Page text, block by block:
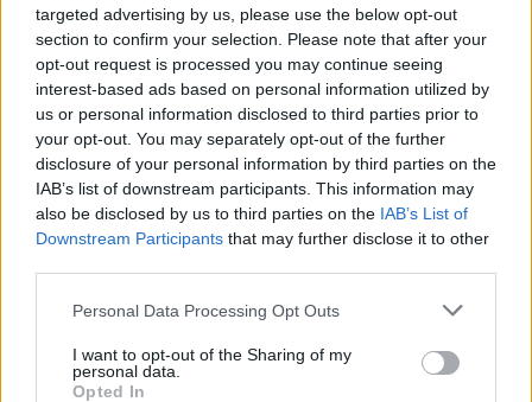
targeted advertising by us, please use the below opt-out
section to confirm your selection. Please note that after your
opt-out request is processed you may continue seeing
interest-based ads based on personal information utilized by
us or personal information disclosed to third parties prior to
your opt-out. You may separately opt-out of the further
disclosure of your personal information by third parties on the
IAB’s list of downstream participants. This information may
also be disclosed by us to third parties on the IAB’s List of
Downstream Participants that may further disclose it to other
Personal Data Processing Opt Outs
I want to opt-out of the Sharing of my
personal data.
Opted In
ΡΟΗ ΕΙΔΗΣΕΩΝ
Υπ. Μεταφορών: Οριστική λύση στο ζήτημα των
πινακίδων κυκλοφορίας - Τέλος στις χρονοβόρες
διαδικασίες